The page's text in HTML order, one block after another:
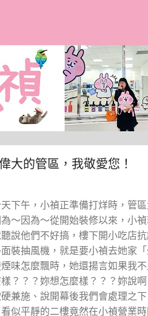
大的管區，我敬愛您！
天下午，小禎正準備打烊時，
～因為～從開始裝修以來，小
說他們不好搞，樓下開小吃店
裝抽風機，就是要小禎去她家
味怎麼飄時，她還揚言如果我
？？？妳想怎麼樣？？？妳說啊
兼施、說開幕後我們會處理之
似平靜的二樓竟然在小禎營業